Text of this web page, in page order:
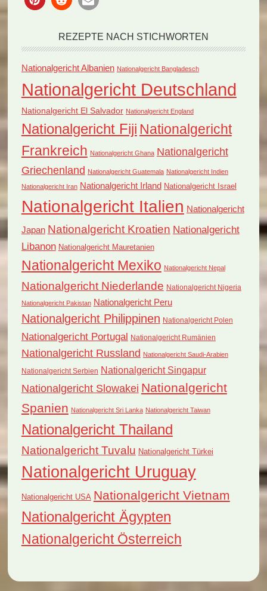
REZEPTE NACH STICHWORTEN
Nationalgericht Albanien Nationalgericht Bangladesch
Nationalgericht Deutschland
Nationalgericht El Salvador Nationalgericht England
Nationalgericht Fiji Nationalgericht
Frankreich Nationalgericht Ghana Nationalgericht
Griechenland Nationalgericht Guatemala Nationalgericht Indien
Nationalgericht Iran Nationalgericht Irland Nationalgericht Israel
Nationalgericht Italien Nationalgericht
Japan Nationalgericht Kroatien Nationalgericht
Libanon Nationalgericht Mauretanien
Nationalgericht Mexiko Nationalgericht Nepal
Nationalgericht Niederlande Nationalgericht Nigeria
Nationalgericht Pakistan Nationalgericht Peru
Nationalgericht Philippinen Nationalgericht Polen
Nationalgericht Portugal Nationalgericht Rumänien
Nationalgericht Russland Nationalgericht Saudi-Arabien
Nationalgericht Serbien Nationalgericht Singapur
Nationalgericht Slowakei Nationalgericht
Spanien Nationalgericht Sri Lanka Nationalgericht Taiwan
Nationalgericht Thailand
Nationalgericht Tuvalu Nationalgericht Türkei
Nationalgericht Uruguay
Nationalgericht USA Nationalgericht Vietnam
Nationalgericht Ägypten
Nationalgericht Österreich